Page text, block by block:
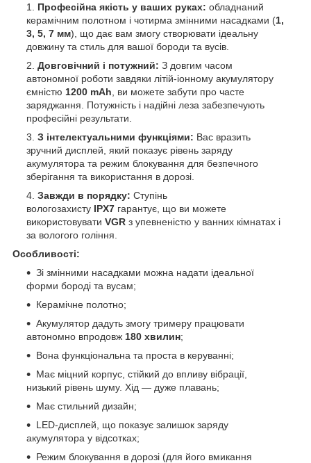
Професійна якість у ваших руках: обладнаний
керамічним полотном і чотирма змінними насадками (1,
3, 5, 7 мм), що дає вам змогу створювати ідеальну
довжину та стиль для вашої бороди та вусів.
Довговічний і потужний: З довгим часом
автономної роботи завдяки літій-іонному акумулятору
ємністю 1200 mAh , ви можете забути про часте
заряджання. Потужність і надійні леза забезпечують
професійні результати.
З інтелектуальними функціями: Вас вразить
зручний дисплей, який показує рівень заряду
акумулятора та режим блокування для безпечного
зберігання та використання в дорозі.
Завжди в порядку: Ступінь
вологозахисту IPX7 гарантує, що ви можете
використовувати VGR з упевненістю у ванних кімнатах і
за вологого гоління.
Особливості:
Зі змінними насадками можна надати ідеальної
форми бороді та вусам;
Керамічне полотно;
Акумулятор дадуть змогу тримеру працювати
автономно впродовж 180 хвилин;
Вона функціональна та проста в керуванні;
Має міцний корпус, стійкий до впливу вібрації,
низький рівень шуму. Хід — дуже плавань;
Має стильний дизайн;
LED-дисплей, що показує залишок заряду
акумулятора у відсотках;
Режим блокування в дорозі (для його вмикання